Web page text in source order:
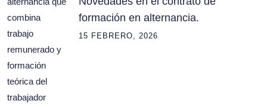
formación en alternancia.
15 FEBRERO, 2026